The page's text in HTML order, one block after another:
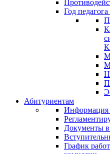
Год
Абитуриентам
Информация
Документы
График